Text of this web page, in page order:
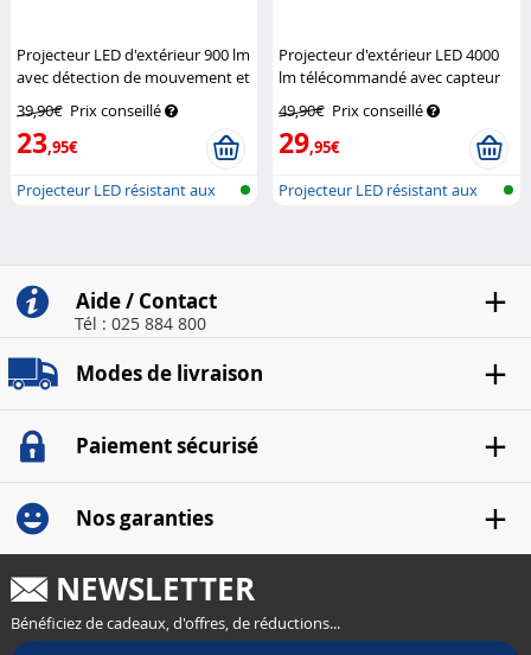
Projecteur LED d'extérieur 900 lm
avec détection de mouvement et
Luminea
39,90€ Prix conseillé
23,95€
Projecteur LED résistant aux
Projecteur d'extérieur LED 4000
lm télécommandé avec capteur
de mouvement radarLuminea
49,90€ Prix conseillé
29,95€
Projecteur LED résistant aux
Aide / Contact
Tél : 025 884 800
Modes de livraison
Paiement sécurisé
Nos garanties
NEWSLETTER
Bénéficiez de cadeaux, d'offres, de réductions...